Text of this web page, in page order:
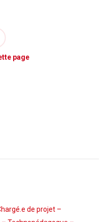
page
de projet –